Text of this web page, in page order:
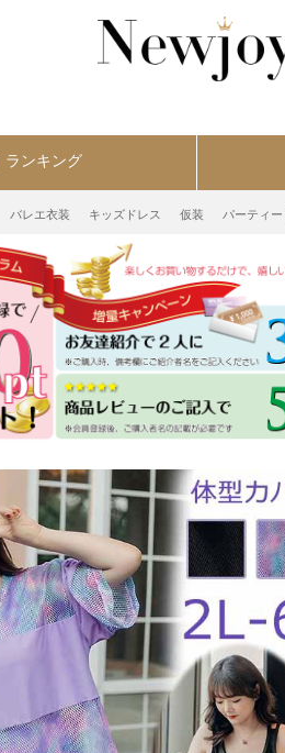
ランキング
バレエ衣装 キッズドレス 仮装 パーティー